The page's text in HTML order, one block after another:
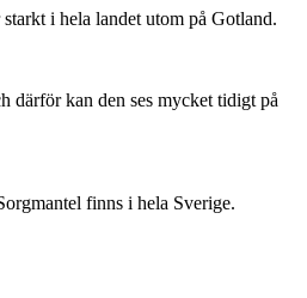
i hela landet utom på Gotland.
därför kan den ses mycket tidigt på
finns i hela Sverige.